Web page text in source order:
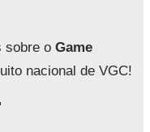
sobre o Game
nacional de VGC!